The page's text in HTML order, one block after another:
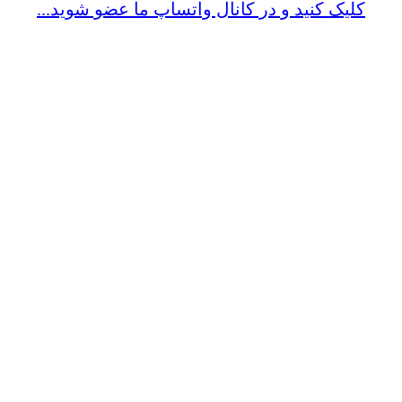
کلیک کنید و در کانال واتساپ ما عضو شوید...